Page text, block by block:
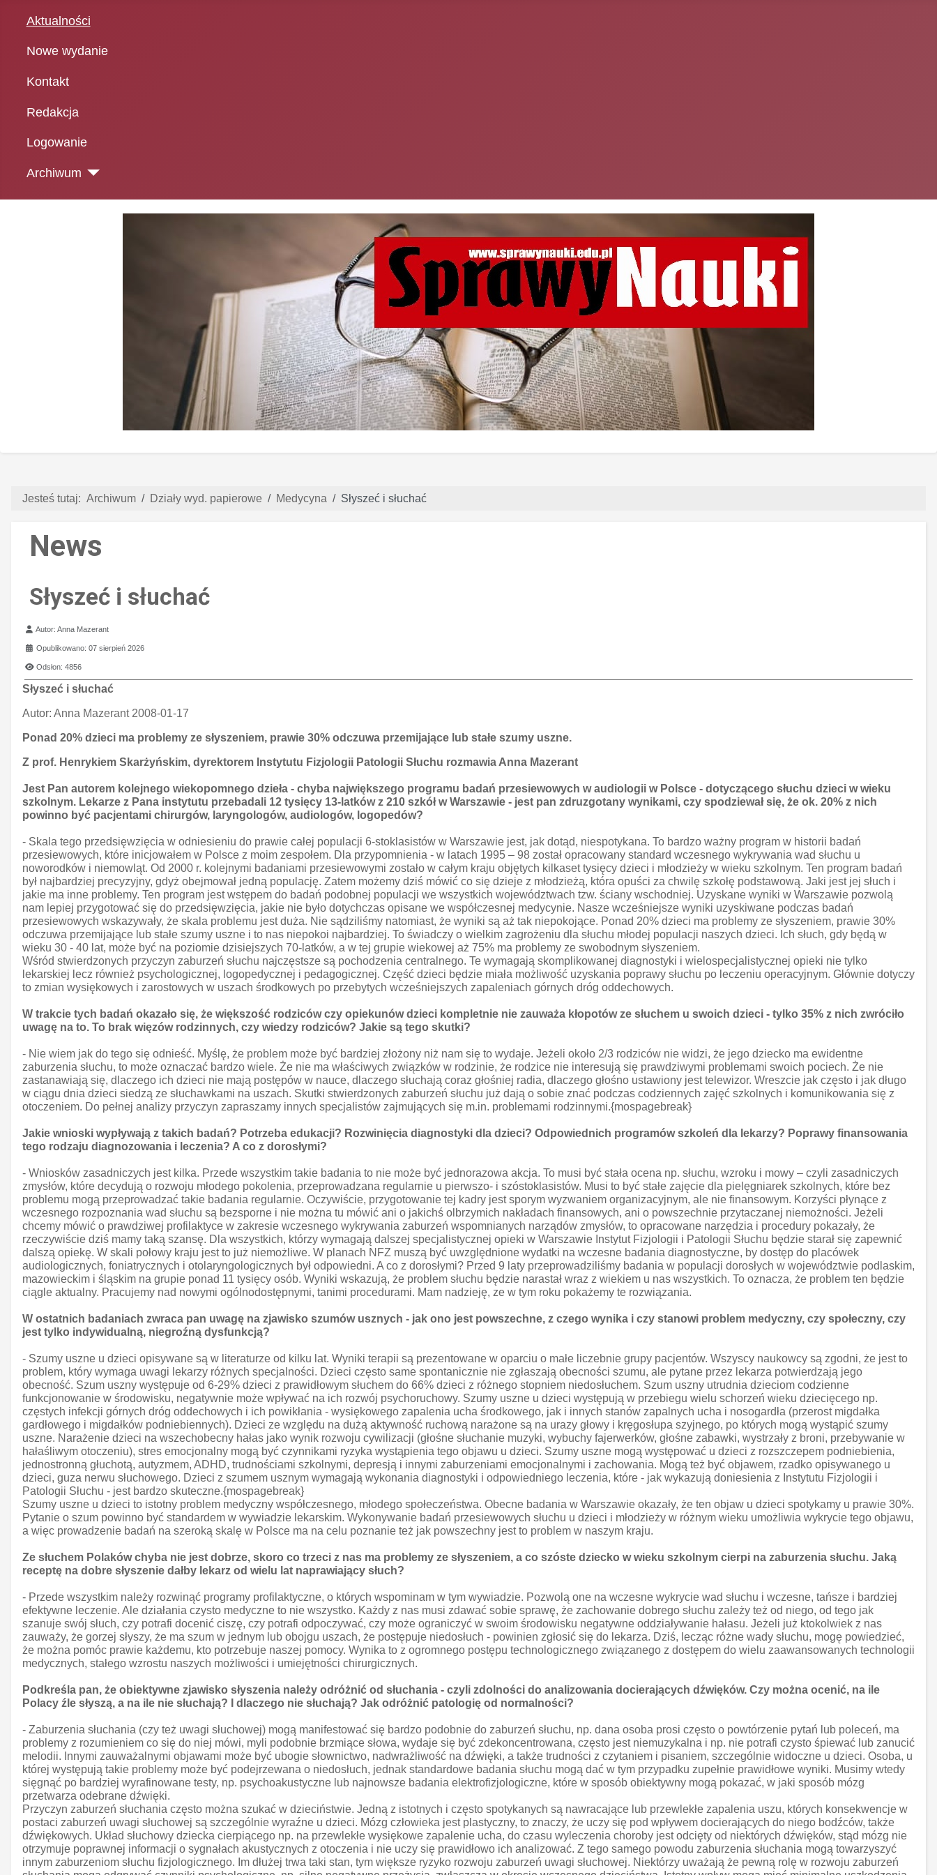
Aktualności
Nowe wydanie
Kontakt
Redakcja
Logowanie
Archiwum
Jesteś tutaj: Archiwum Działy wyd. papierowe Medycyna Słyszeć i słuchać
News
Słyszeć i słuchać
Szczegóły
Autor:Anna Mazerant
Opublikowano: 07 sierpień 2026
Odsłon: 4856
Słyszeć i słuchać
Autor: Anna Mazerant 2008-01-17
Ponad 20% dzieci ma problemy ze słyszeniem, prawie 30% odczuwa przemijające lub stałe szumy uszne.
Z prof. Henrykiem Skarżyńskim, dyrektorem Instytutu Fizjologii Patologii Słuchu rozmawia Anna Mazerant
Jest Pan autorem kolejnego wiekopomnego dzieła - chyba największego programu badań przesiewowych w audiologii w Polsce - dotyczącego słuchu dzieci w wieku
szkolnym. Lekarze z Pana instytutu przebadali 12 tysięcy 13-latków z 210 szkół w Warszawie - jest pan zdruzgotany wynikami, czy spodziewał się, że ok. 20% z nich
powinno być pacjentami chirurgów, laryngologów, audiologów, logopedów?
- Skala tego przedsięwzięcia w odniesieniu do prawie całej populacji 6-stoklasistów w Warszawie jest, jak dotąd, niespotykana. To bardzo ważny program w historii badań
przesiewowych, które inicjowałem w Polsce z moim zespołem. Dla przypomnienia - w latach 1995 – 98 został opracowany standard wczesnego wykrywania wad słuchu u
noworodków i niemowląt. Od 2000 r. kolejnymi badaniami przesiewowymi zostało w całym kraju objętych kilkaset tysięcy dzieci i młodzieży w wieku szkolnym. Ten program badań
był najbardziej precyzyjny, gdyż obejmował jedną populację. Zatem możemy dziś mówić co się dzieje z młodzieżą, która opuści za chwilę szkołę podstawową. Jaki jest jej słuch i
jakie ma inne problemy. Ten program jest wstępem do badań podobnej populacji we wszystkich województwach tzw. ściany wschodniej. Uzyskane wyniki w Warszawie pozwolą
nam lepiej przygotować się do przedsięwzięcia, jakie nie było dotychczas opisane we współczesnej medycynie. Nasze wcześniejsze wyniki uzyskiwane podczas badań
przesiewowych wskazywały, że skala problemu jest duża. Nie sądziliśmy natomiast, że wyniki są aż tak niepokojące. Ponad 20% dzieci ma problemy ze słyszeniem, prawie 30%
odczuwa przemijające lub stałe szumy uszne i to nas niepokoi najbardziej. To świadczy o wielkim zagrożeniu dla słuchu młodej populacji naszych dzieci. Ich słuch, gdy będą w
wieku 30 - 40 lat, może być na poziomie dzisiejszych 70-latków, a w tej grupie wiekowej aż 75% ma problemy ze swobodnym słyszeniem.
Wśród stwierdzonych przyczyn zaburzeń słuchu najczęstsze są pochodzenia centralnego. Te wymagają skomplikowanej diagnostyki i wielospecjalistycznej opieki nie tylko
lekarskiej lecz również psychologicznej, logopedycznej i pedagogicznej. Część dzieci będzie miała możliwość uzyskania poprawy słuchu po leczeniu operacyjnym. Głównie dotyczy
to zmian wysiękowych i zarostowych w uszach środkowych po przebytych wcześniejszych zapaleniach górnych dróg oddechowych.
W trakcie tych badań okazało się, że większość rodziców czy opiekunów dzieci kompletnie nie zauważa kłopotów ze słuchem u swoich dzieci - tylko 35% z nich zwróciło
uwagę na to. To brak więzów rodzinnych, czy wiedzy rodziców? Jakie są tego skutki?
- Nie wiem jak do tego się odnieść. Myślę, że problem może być bardziej złożony niż nam się to wydaje. Jeżeli około 2/3 rodziców nie widzi, że jego dziecko ma ewidentne
zaburzenia słuchu, to może oznaczać bardzo wiele. Że nie ma właściwych związków w rodzinie, że rodzice nie interesują się prawdziwymi problemami swoich pociech. Że nie
zastanawiają się, dlaczego ich dzieci nie mają postępów w nauce, dlaczego słuchają coraz głośniej radia, dlaczego głośno ustawiony jest telewizor. Wreszcie jak często i jak długo
w ciągu dnia dzieci siedzą ze słuchawkami na uszach. Skutki stwierdzonych zaburzeń słuchu już dają o sobie znać podczas codziennych zajęć szkolnych i komunikowania się z
otoczeniem. Do pełnej analizy przyczyn zapraszamy innych specjalistów zajmujących się m.in. problemami rodzinnymi.{mospagebreak}
Jakie wnioski wypływają z takich badań? Potrzeba edukacji? Rozwinięcia diagnostyki dla dzieci? Odpowiednich programów szkoleń dla lekarzy? Poprawy finansowania
tego rodzaju diagnozowania i leczenia? A co z dorosłymi?
- Wniosków zasadniczych jest kilka. Przede wszystkim takie badania to nie może być jednorazowa akcja. To musi być stała ocena np. słuchu, wzroku i mowy – czyli zasadniczych
zmysłów, które decydują o rozwoju młodego pokolenia, przeprowadzana regularnie u pierwszo- i szóstoklasistów. Musi to być stałe zajęcie dla pielęgniarek szkolnych, które bez
problemu mogą przeprowadzać takie badania regularnie. Oczywiście, przygotowanie tej kadry jest sporym wyzwaniem organizacyjnym, ale nie finansowym. Korzyści płynące z
wczesnego rozpoznania wad słuchu są bezsporne i nie można tu mówić ani o jakichś olbrzymich nakładach finansowych, ani o powszechnie przytaczanej niemożności. Jeżeli
chcemy mówić o prawdziwej profilaktyce w zakresie wczesnego wykrywania zaburzeń wspomnianych narządów zmysłów, to opracowane narzędzia i procedury pokazały, że
rzeczywiście dziś mamy taką szansę. Dla wszystkich, którzy wymagają dalszej specjalistycznej opieki w Warszawie Instytut Fizjologii i Patologii Słuchu będzie starał się zapewnić
dalszą opiekę. W skali połowy kraju jest to już niemożliwe. W planach NFZ muszą być uwzględnione wydatki na wczesne badania diagnostyczne, by dostęp do placówek
audiologicznych, foniatrycznych i otolaryngologicznych był odpowiedni. A co z dorosłymi? Przed 9 laty przeprowadziliśmy badania w populacji dorosłych w województwie podlaskim,
mazowieckim i śląskim na grupie ponad 11 tysięcy osób. Wyniki wskazują, że problem słuchu będzie narastał wraz z wiekiem u nas wszystkich. To oznacza, że problem ten będzie
ciągle aktualny. Pracujemy nad nowymi ogólnodostępnymi, tanimi procedurami. Mam nadzieję, ze w tym roku pokażemy te rozwiązania.
W ostatnich badaniach zwraca pan uwagę na zjawisko szumów usznych - jak ono jest powszechne, z czego wynika i czy stanowi problem medyczny, czy społeczny, czy
jest tylko indywidualną, niegroźną dysfunkcją?
- Szumy uszne u dzieci opisywane są w literaturze od kilku lat. Wyniki terapii są prezentowane w oparciu o małe liczebnie grupy pacjentów. Wszyscy naukowcy są zgodni, że jest to
problem, który wymaga uwagi lekarzy różnych specjalności. Dzieci często same spontanicznie nie zgłaszają obecności szumu, ale pytane przez lekarza potwierdzają jego
obecność. Szum uszny występuje od 6-29% dzieci z prawidłowym słuchem do 66% dzieci z różnego stopniem niedosłuchem. Szum uszny utrudnia dzieciom codzienne
funkcjonowanie w środowisku, negatywnie może wpływać na ich rozwój psychoruchowy. Szumy uszne u dzieci występują w przebiegu wielu schorzeń wieku dziecięcego np.
częstych infekcji górnych dróg oddechowych i ich powikłania - wysiękowego zapalenia ucha środkowego, jak i innych stanów zapalnych ucha i nosogardła (przerost migdałka
gardłowego i migdałków podniebiennych). Dzieci ze względu na dużą aktywność ruchową narażone są na urazy głowy i kręgosłupa szyjnego, po których mogą wystąpić szumy
uszne. Narażenie dzieci na wszechobecny hałas jako wynik rozwoju cywilizacji (głośne słuchanie muzyki, wybuchy fajerwerków, głośne zabawki, wystrzały z broni, przebywanie w
hałaśliwym otoczeniu), stres emocjonalny mogą być czynnikami ryzyka wystąpienia tego objawu u dzieci. Szumy uszne mogą występować u dzieci z rozszczepem podniebienia,
jednostronną głuchotą, autyzmem, ADHD, trudnościami szkolnymi, depresją i innymi zaburzeniami emocjonalnymi i zachowania. Mogą też być objawem, rzadko opisywanego u
dzieci, guza nerwu słuchowego. Dzieci z szumem usznym wymagają wykonania diagnostyki i odpowiedniego leczenia, które - jak wykazują doniesienia z Instytutu Fizjologii i
Patologii Słuchu - jest bardzo skuteczne.{mospagebreak}
Szumy uszne u dzieci to istotny problem medyczny współczesnego, młodego społeczeństwa. Obecne badania w Warszawie okazały, że ten objaw u dzieci spotykamy u prawie 30%.
Pytanie o szum powinno być standardem w wywiadzie lekarskim. Wykonywanie badań przesiewowych słuchu u dzieci i młodzieży w różnym wieku umożliwia wykrycie tego objawu,
a więc prowadzenie badań na szeroką skalę w Polsce ma na celu poznanie też jak powszechny jest to problem w naszym kraju.
Ze słuchem Polaków chyba nie jest dobrze, skoro co trzeci z nas ma problemy ze słyszeniem, a co szóste dziecko w wieku szkolnym cierpi na zaburzenia słuchu. Jaką
receptę na dobre słyszenie dałby lekarz od wielu lat naprawiający słuch?
- Przede wszystkim należy rozwinąć programy profilaktyczne, o których wspominam w tym wywiadzie. Pozwolą one na wczesne wykrycie wad słuchu i wczesne, tańsze i bardziej
efektywne leczenie. Ale działania czysto medyczne to nie wszystko. Każdy z nas musi zdawać sobie sprawę, że zachowanie dobrego słuchu zależy też od niego, od tego jak
szanuje swój słuch, czy potrafi docenić ciszę, czy potrafi odpoczywać, czy może ograniczyć w swoim środowisku negatywne oddziaływanie hałasu. Jeżeli już ktokolwiek z nas
zauważy, że gorzej słyszy, że ma szum w jednym lub obojgu uszach, że postępuje niedosłuch - powinien zgłosić się do lekarza. Dziś, lecząc różne wady słuchu, mogę powiedzieć,
że można pomóc prawie każdemu, kto potrzebuje naszej pomocy. Wynika to z ogromnego postępu technologicznego związanego z dostępem do wielu zaawansowanych technologii
medycznych, stałego wzrostu naszych możliwości i umiejętności chirurgicznych.
Podkreśla pan, że obiektywne zjawisko słyszenia należy odróżnić od słuchania - czyli zdolności do analizowania docierających dźwięków. Czy można ocenić, na ile
Polacy źle słyszą, a na ile nie słuchają? I dlaczego nie słuchają? Jak odróżnić patologię od normalności?
- Zaburzenia słuchania (czy też uwagi słuchowej) mogą manifestować się bardzo podobnie do zaburzeń słuchu, np. dana osoba prosi często o powtórzenie pytań lub poleceń, ma
problemy z rozumieniem co się do niej mówi, myli podobnie brzmiące słowa, wydaje się być zdekoncentrowana, często jest niemuzykalna i np. nie potrafi czysto śpiewać lub zanucić
melodii. Innymi zauważalnymi objawami może być ubogie słownictwo, nadwrażliwość na dźwięki, a także trudności z czytaniem i pisaniem, szczególnie widoczne u dzieci. Osoba, u
której występują takie problemy może być podejrzewana o niedosłuch, jednak standardowe badania słuchu mogą dać w tym przypadku zupełnie prawidłowe wyniki. Musimy wtedy
sięgnąć po bardziej wyrafinowane testy, np. psychoakustyczne lub najnowsze badania elektrofizjologiczne, które w sposób obiektywny mogą pokazać, w jaki sposób mózg
przetwarza odebrane dźwięki.
Przyczyn zaburzeń słuchania często można szukać w dzieciństwie. Jedną z istotnych i często spotykanych są nawracające lub przewlekłe zapalenia uszu, których konsekwencje w
postaci zaburzeń uwagi słuchowej są szczególnie wyraźne u dzieci. Mózg człowieka jest plastyczny, to znaczy, że uczy się pod wpływem docierających do niego bodźców, także
dźwiękowych. Układ słuchowy dziecka cierpiącego np. na przewlekłe wysiękowe zapalenie ucha, do czasu wyleczenia choroby jest odcięty od niektórych dźwięków, stąd mózg nie
otrzymuje poprawnej informacji o sygnałach akustycznych z otoczenia i nie uczy się prawidłowo ich analizować. Z tego samego powodu zaburzenia słuchania mogą towarzyszyć
innym zaburzeniom słuchu fizjologicznego. Im dłużej trwa taki stan, tym większe ryzyko rozwoju zaburzeń uwagi słuchowej. Niektórzy uważają że pewną rolę w rozwoju zaburzeń